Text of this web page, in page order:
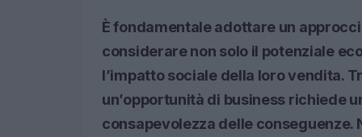
È fondamentale adottare un
considerare non solo il potenziale
l’impatto sociale della loro vendita.
un’opportunità di business richiede
consapevolezza delle conseguenze.